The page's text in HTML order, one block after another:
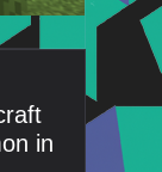
in